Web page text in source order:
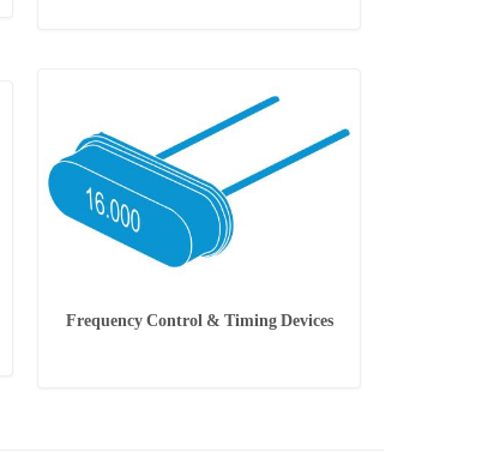
Frequency Control & Timing Devices